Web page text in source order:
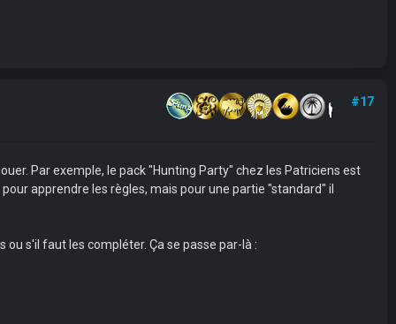
#17
Par exemple, le pack "Hunting Party" chez les Patriciens est
apprendre les règles, mais pour une partie "standard" il
s'il faut les compléter. Ça se passe par-là :